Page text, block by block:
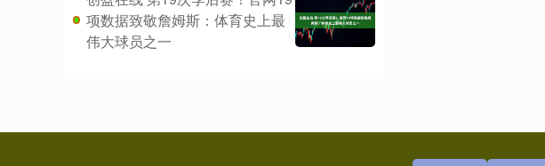
项数据致敬詹姆斯：体育史上最
伟大球员之一